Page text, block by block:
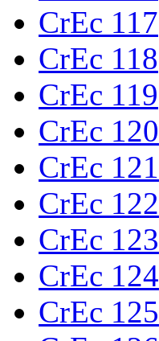
CrEc 117
CrEc 118
CrEc 119
CrEc 120
CrEc 121
CrEc 122
CrEc 123
CrEc 124
CrEc 125